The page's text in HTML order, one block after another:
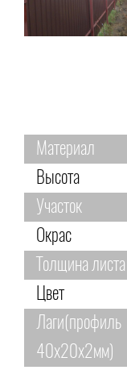
Материал
Высота
Участок
Окрас
Толщина листа
Цвет
Лаги(профиль
40х20х2мм)